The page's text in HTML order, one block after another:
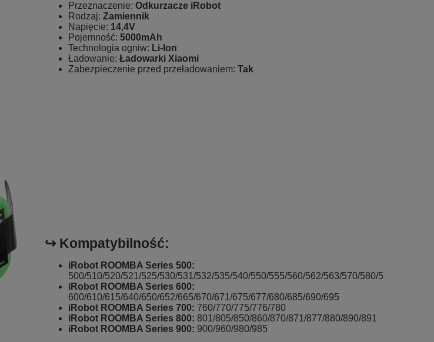
Przeznaczenie: Odkurzacze iRobot
Rodzaj: Zamiennik
Napięcie: 14,4V
Pojemność: 5000mAh
Technologia ogniw: Li-Ion
Ładowanie: Ładowarki Xiaomi
Zabezpieczenie przed przeładowaniem: Tak
↪️ Kompatybilność:
iRobot ROOMBA Series 500:
500/510/520/521/525/530/531/532/535/540/550/555/560/562/563/570/580/581/590
iRobot ROOMBA Series 600:
600/610/615/640/650/652/665/670/671/675/677/680/685/690/695
iRobot ROOMBA Series 700: 760/770/775/776/780
iRobot ROOMBA Series 800: 801/805/850/860/870/871/877/880/890/891
iRobot ROOMBA Series 900: 900/960/980/985